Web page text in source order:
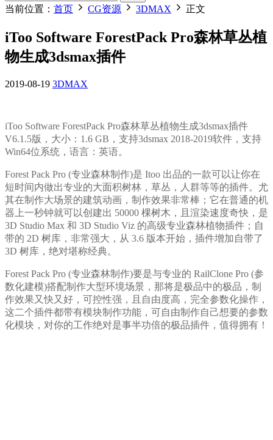
当前位置： 首页 CG资源 3DMAX 正文
iToo Software ForestPack Pro森林草丛植
物生成3dsmax插件
2019-08-19 3DMAX
iToo Software ForestPack Pro森林草丛植物生成3dsmax插件
V6.1.5版 ，大小：1.6 GB，支持3dsmax 2018-2019软件 ， 支持
Win64位系统，语言：英语。
Forest Pack Pro (专业森林制作)是 Itoo 出品的一款可以让你在
短时间内做出专业的大面积树林，草丛，人群等等的插件。尤
其在制作大场景的建筑动画，制作效果非常棒；它在普通的机
器上一秒钟就可以创建出 50000 棵树木，且渲染速度奇快，是
3D Studio Max 和 3D Studio Viz 的高级专业森林植物插件；自
带的 2D 树库，非常强大，从 3.6 版本开始，插件增加自带了
3D 树库，绝对堪称经典。
Forest Pack Pro (专业森林制作)要是与专业的 RailClone Pro (参
数化建模)搭配制作大型环境场景，那将是极品中的极品，制
作效果又快又好，可控性强，且自由度高，完全参数化操作，
这二个插件都带有模块制作功能，可自由制作自己想要的参数
化模块，对你的工作绝对是事半功倍的极品插件，值得拥有！